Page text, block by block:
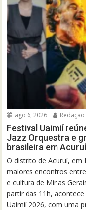
ago 6, 2026 Redação
Festival Uaimií
Jazz Orquestra e
brasileira em
O distrito de Acuruí, em
maiores encontros
e cultura de Minas
partir das 11h,
Uaimií 2026, com uma